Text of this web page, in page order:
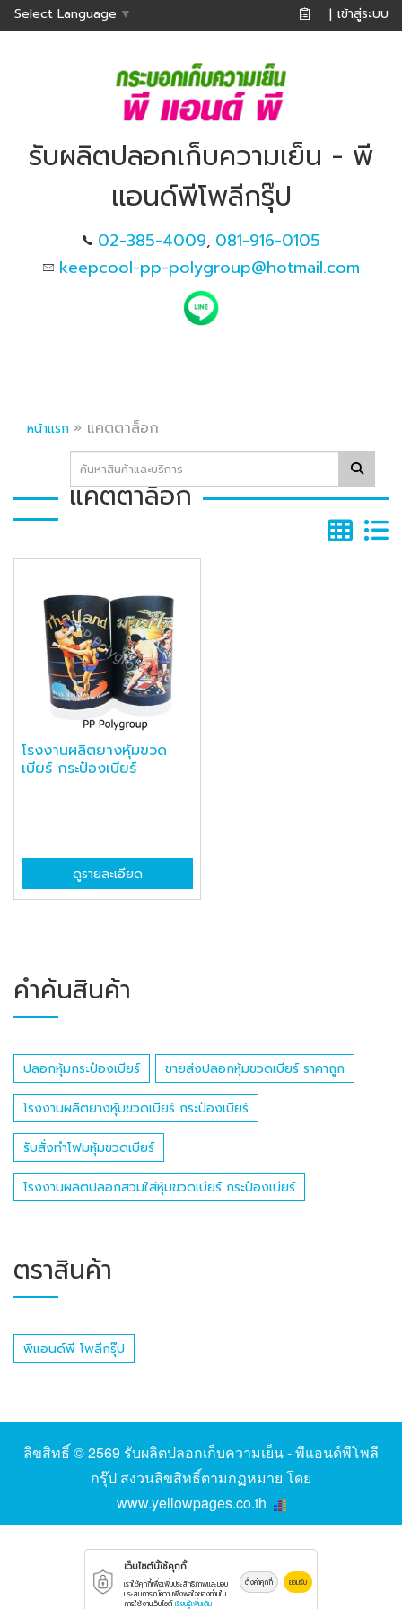
Select Language ▼ | เข้าสู่ระบบ
รับผลิตปลอกเก็บความเย็น - พี
แอนด์พีโพลีกรุ๊ป
02-385-4009, 081-916-0105
keepcool-pp-polygroup@hotmail.com
หน้าแรก » แคตตาล็อก
แคตตาล็อก
โรงงานผลิตยางหุ้มขวด
เบียร์ กระป๋องเบียร์
ดูรายละเอียด
คำค้นสินค้า
ปลอกหุ้มกระป๋องเบียร์ ขายส่งปลอกหุ้มขวดเบียร์ ราคาถูก
โรงงานผลิตยางหุ้มขวดเบียร์ กระป๋องเบียร์
รับสั่งทำโฟมหุ้มขวดเบียร์
โรงงานผลิตปลอกสวมใส่หุ้มขวดเบียร์ กระป๋องเบียร์
ตราสินค้า
พีแอนด์พี โพลีกรุ๊ป
ลิขสิทธิ์ © 2569 รับผลิตปลอกเก็บความเย็น - พีแอนด์พีโพลี
กรุ๊ป สงวนลิขสิทธิ์ตามกฏหมาย โดย
www.yellowpages.co.th
เว็บไซต์นี้ใช้คุกกี้
เราใช้คุกกี้เพื่อเพิ่มประสิทธิภาพและมอบ
ประสบการณ์ความพึงพอใจของท่านใน
การใช้งานเว็บไซต์เรียนรู้เพิ่มเติม
ตั้งค่าคุกกี้ ยอมรับ